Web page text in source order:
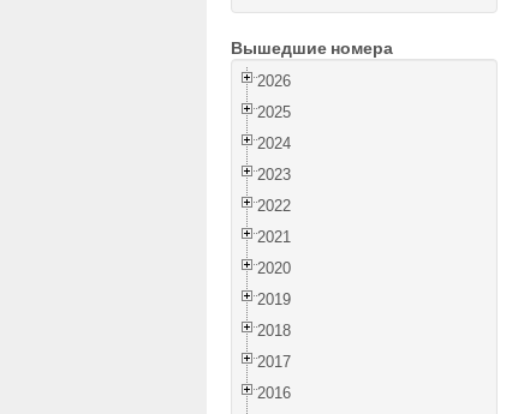
Вышедшие номера
2026
2025
2024
2023
2022
2021
2020
2019
2018
2017
2016